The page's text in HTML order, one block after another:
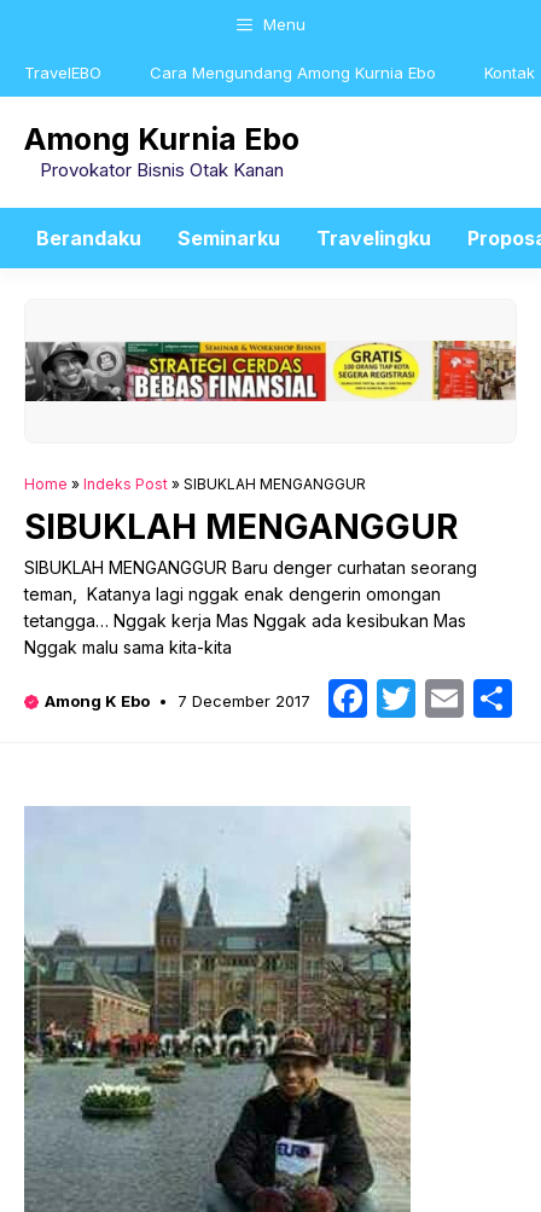
content
Menu
TravelEBO Cara Mengundang Among Kurnia Ebo Kontak
Among Kurnia Ebo
Provokator Bisnis Otak Kanan
Berandaku Seminarku Travelingku
Home » Indeks Post » SIBUKLAH MENGANGGUR
SIBUKLAH MENGANGGUR
SIBUKLAH MENGANGGUR Baru denger curhatan seorang
teman, Katanya lagi nggak enak dengerin omongan
tetangga… Nggak kerja Mas Nggak ada kesibukan Mas
Nggak malu sama kita-kita
Among K Ebo 7 December 2017